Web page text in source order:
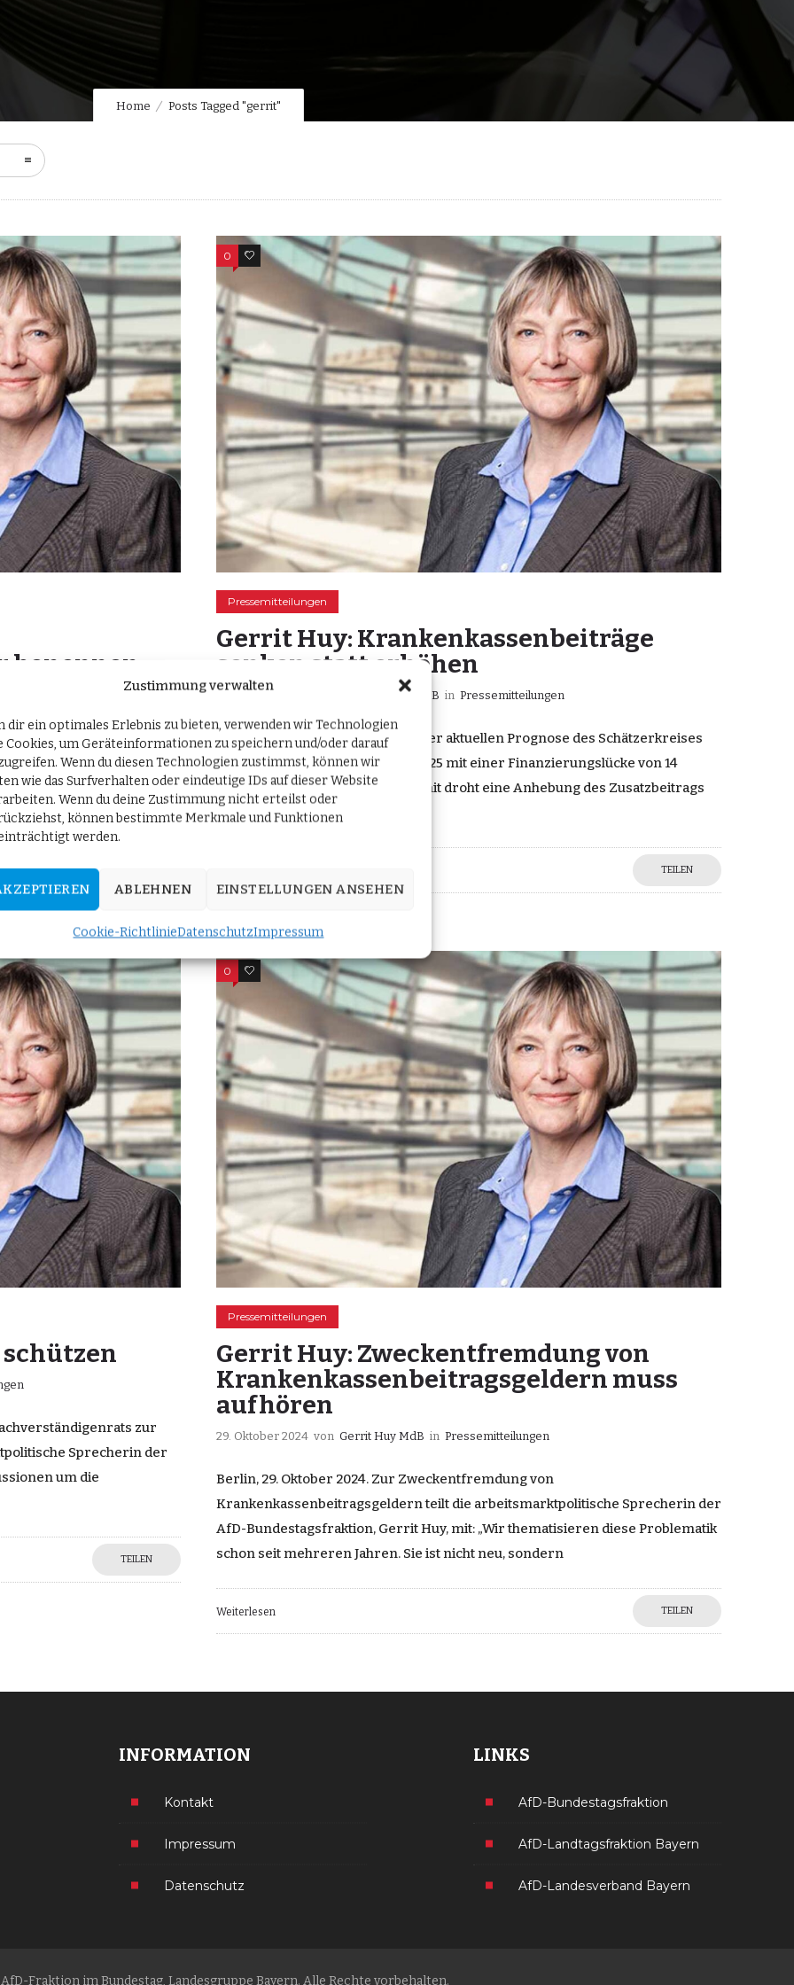
Zustimmung verwalten
dir ein optimales Erlebnis zu bieten, verwenden wir Technologien
Cookies, um Geräteinformationen zu speichern und/oder darauf
Wenn du diesen Technologien zustimmst, können wir
wie das Surfverhalten oder eindeutige IDs auf dieser Website
Wenn du deine Zustimmung nicht erteilst oder
können bestimmte Merkmale und Funktionen
werden.
ABLEHNEN EINSTELLUNGEN ANSEHEN
Cookie-RichtlinieDatenschutzImpressum
Home Posts Tagged "gerrit"
benennen
und Berufsforschung
veröffentlicht,
abbrechen. Demnach
0 0
Pressemitteilungen
Gerrit Huy: Krankenkassenbeiträge
senken statt erhöhen
Gerrit Huy MdB in Pressemitteilungen
Berlin, 28. November 2024. Laut der aktuellen Prognose des Schätzerkreises
sehen sich die Krankenkassen 2025 mit einer Finanzierungslücke von 14
Milliarden Euro konfrontiert. Damit droht eine Anhebung des Zusatzbeitrags
um
TEILEN
zur
Sprecherin der
um die
TEILEN
0 0
Pressemitteilungen
Gerrit Huy: Zweckentfremdung von
Krankenkassenbeitragsgeldern muss
aufhören
29. Oktober 2024 von Gerrit Huy MdB in Pressemitteilungen
Berlin, 29. Oktober 2024. Zur Zweckentfremdung von
Krankenkassenbeitragsgeldern teilt die arbeitsmarktpolitische Sprecherin der
AfD-Bundestagsfraktion, Gerrit Huy, mit: „Wir thematisieren diese Problematik
schon seit mehreren Jahren. Sie ist nicht neu, sondern
Weiterlesen TEILEN
INFORMATION
Kontakt
Impressum
Datenschutz
LINKS
AfD-Bundestagsfraktion
AfD-Landtagsfraktion Bayern
AfD-Landesverband Bayern
Fraktion im Bundestag, Landesgruppe Bayern. Alle Rechte vorbehalten.